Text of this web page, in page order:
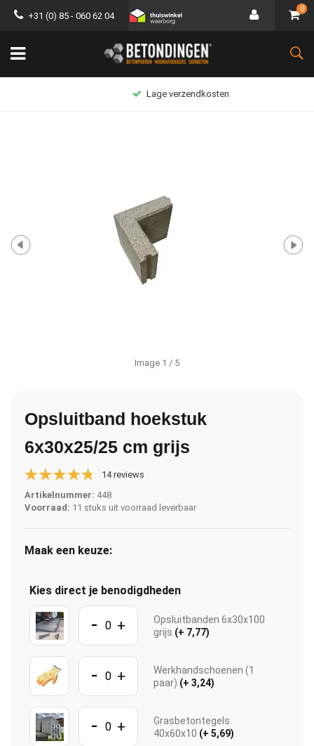
+31 (0) 85 - 060 62 04
0
Lage verzendkosten
Image 1 / 5
Opsluitband hoekstuk
6x30x25/25 cm grijs
14 reviews
Artikelnummer: 448
Voorraad: 11 stuks uit voorraad leverbaar
Maak een keuze:
Kies direct je benodigdheden
- +
Opsluitbanden 6x30x100
grijs (+ 7,77)
- +
Werkhandschoenen (1
paar) (+ 3,24)
- +
Grasbetontegels
40x60x10 (+ 5,69)